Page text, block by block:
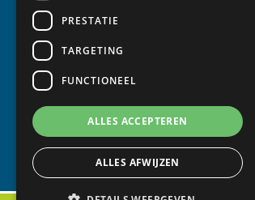
Koudetechniek
0161 230
Klimaattechniek
0161 228
Rental Solutions 0161 219
PRESTATIE
TARGETING
FUNCTIONEEL
ALLES ACCEPTEREN
ALLES AFWIJZEN